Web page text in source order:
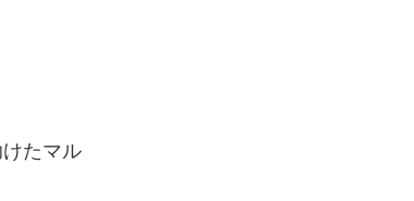
たマル